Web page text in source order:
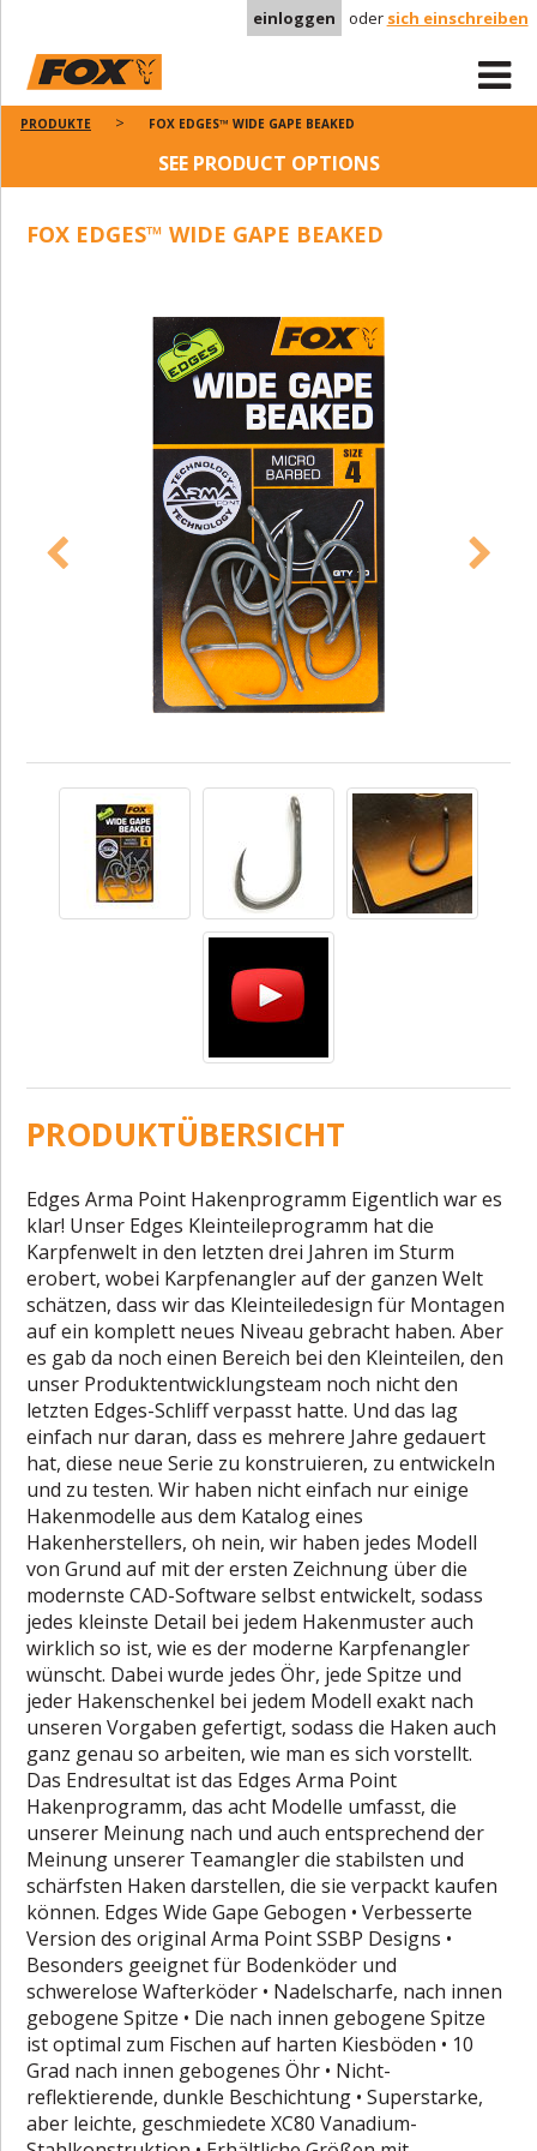
einloggen oder sich einschreiben
PRODUKTE FOX EDGES™ WIDE GAPE BEAKED
SEE PRODUCT OPTIONS
FOX EDGES™ WIDE GAPE BEAKED
PRODUKTÜBERSICHT
Edges Arma Point Hakenprogramm Eigentlich war es
klar! Unser Edges Kleinteileprogramm hat die
Karpfenwelt in den letzten drei Jahren im Sturm
erobert, wobei Karpfenangler auf der ganzen Welt
schätzen, dass wir das Kleinteiledesign für Montagen
auf ein komplett neues Niveau gebracht haben. Aber
es gab da noch einen Bereich bei den Kleinteilen, den
unser Produktentwicklungsteam noch nicht den
letzten Edges-Schliff verpasst hatte. Und das lag
einfach nur daran, dass es mehrere Jahre gedauert
hat, diese neue Serie zu konstruieren, zu entwickeln
und zu testen. Wir haben nicht einfach nur einige
Hakenmodelle aus dem Katalog eines
Hakenherstellers, oh nein, wir haben jedes Modell
von Grund auf mit der ersten Zeichnung über die
modernste CAD-Software selbst entwickelt, sodass
jedes kleinste Detail bei jedem Hakenmuster auch
wirklich so ist, wie es der moderne Karpfenangler
wünscht. Dabei wurde jedes Öhr, jede Spitze und
jeder Hakenschenkel bei jedem Modell exakt nach
unseren Vorgaben gefertigt, sodass die Haken auch
ganz genau so arbeiten, wie man es sich vorstellt.
Das Endresultat ist das Edges Arma Point
Hakenprogramm, das acht Modelle umfasst, die
unserer Meinung nach und auch entsprechend der
Meinung unserer Teamangler die stabilsten und
schärfsten Haken darstellen, die sie verpackt kaufen
können. Edges Wide Gape Gebogen • Verbesserte
Version des original Arma Point SSBP Designs •
Besonders geeignet für Bodenköder und
schwerelose Wafterköder • Nadelscharfe, nach innen
gebogene Spitze • Die nach innen gebogene Spitze
ist optimal zum Fischen auf harten Kiesböden • 10
Grad nach innen gebogenes Öhr • Nicht-
reflektierende, dunkle Beschichtung • Superstarke,
aber leichte, geschmiedete XC80 Vanadium-